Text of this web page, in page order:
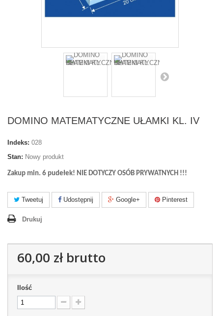
DOMINO MATEMATYCZNE UŁAMKI KL. IV
Indeks: 028
Stan: Nowy produkt
Zakup min. 6 pudełek! NIE DOTYCZY OSÓB PRYWATNYCH !!!
Tweetuj Udostępnij Google+ Pinterest
Drukuj
60,00 złbrutto
Ilość